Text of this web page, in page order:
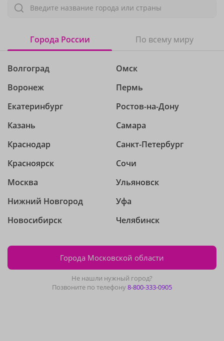
Введите название города или страны
Города России По всему миру
Волгоград
Воронеж
Екатеринбург
Казань
Краснодар
Красноярск
Москва
Нижний Новгород
Новосибирск
Омск
Пермь
Ростов-на-Дону
Самара
Санкт-Петербург
Сочи
Ульяновск
Уфа
Челябинск
Города Московской области
Не нашли нужный город?
Позвоните по телефону8-800-333-0905